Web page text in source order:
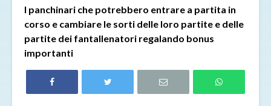
I panchinari che potrebbero entrare a partita in
corso e cambiare le sorti delle loro partite e delle
partite dei fantallenatori regalando bonus
importanti